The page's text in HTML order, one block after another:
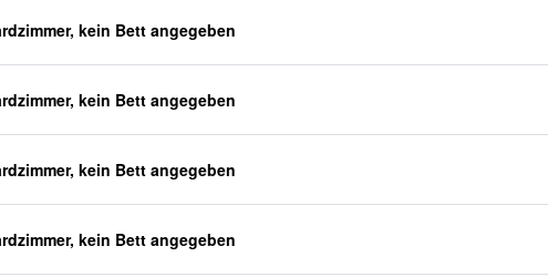
kein Bett angegeben
kein Bett angegeben
kein Bett angegeben
kein Bett angegeben